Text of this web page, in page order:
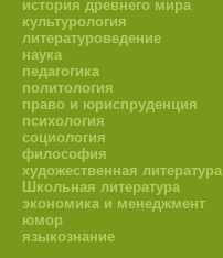
история древнего мира
культурология
литературоведение
наука
педагогика
политология
право и юриспруденция
психология
социология
философия
художественная литература
Школьная литература
экономика и менеджмент
юмор
языкознание